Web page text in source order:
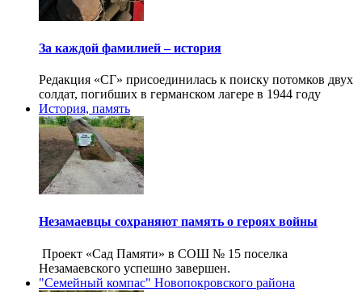
За каждой фамилией – история
Редакция «СГ» присоединилась к поиску потомков двух
солдат, погибших в германском лагере в 1944 году
История, память
Незамаевцы сохраняют память о героях войны
Проект «Сад Памяти» в СОШ № 15 поселка
Незамаевского успешно завершен.
"Семейный компас" Новопокровского района